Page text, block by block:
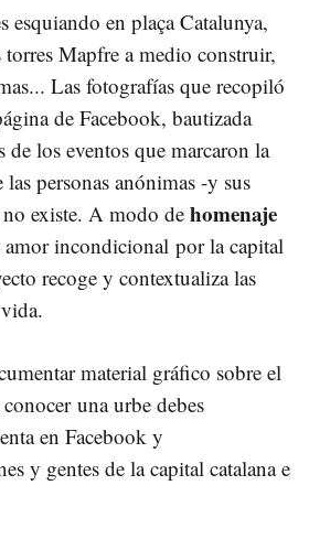
en plaça Catalunya,
Mapfre a medio construir,
Las fotografías que recopiló
de Facebook, bautizada
de los eventos que marcaron la
personas anónimas -y sus
existe. A modo de homenaje
incondicional por la capital
recoge y contextualiza las
material gráfico sobre el
una urbe debes
en Facebook y
y gentes de la capital catalana e